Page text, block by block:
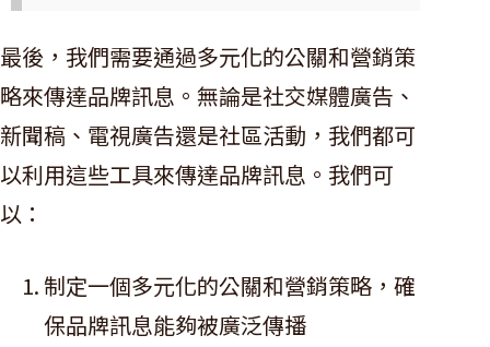
最後，我們需要通過多元化的公關和營銷策
略來傳達品牌訊息。無論是社交媒體廣告、
新聞稿、電視廣告還是社區活動，我們都可
以利用這些工具來傳達品牌訊息。我們可
以：
制定一個多元化的公關和營銷策略，確
保品牌訊息能夠被廣泛傳播